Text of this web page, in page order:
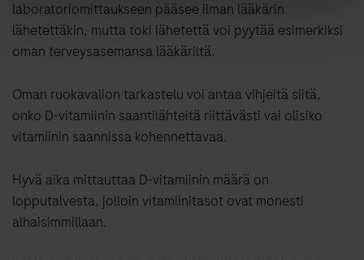
laboratoriomittaukseen pääsee ilman lääkärin
lähetettäkin, mutta toki lähetettä voi pyytää esimerkiksi
oman terveysasemansa lääkäriltä.
Oman ruokavalion tarkastelu voi antaa vihjeitä siitä,
onko D-vitamiinin saantilähteitä riittävästi vai olisiko
vitamiinin saannissa kohennettavaa.
Hyvä aika mittauttaa D-vitamiinin määrä on
lopputalvesta, jolloin vitamiinitasot ovat monesti
alhaisimmillaan.